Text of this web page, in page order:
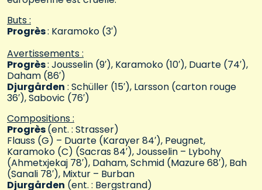
Buts :
Progrès: Karamoko (3′)
Avertissements :
Progrès: Jousselin (9′), Karamoko (10′), Duarte (74′),
Daham (86′)
Djurgården : Schüller (15′), Larsson (carton rouge
36′), Sabovic (76′)
Compositions :
Progrès(ent. : Strasser)
Flauss (G) – Duarte (Karayer 84′), Peugnet,
Karamoko (C) (Sacras 84′), Jousselin – Lybohy
(Ahmetxjekaj 78′), Daham, Schmid (Mazure 68′), Bah
(Sanali 78′), Mixtur – Burban
Djurgården (ent. : Bergstrand)